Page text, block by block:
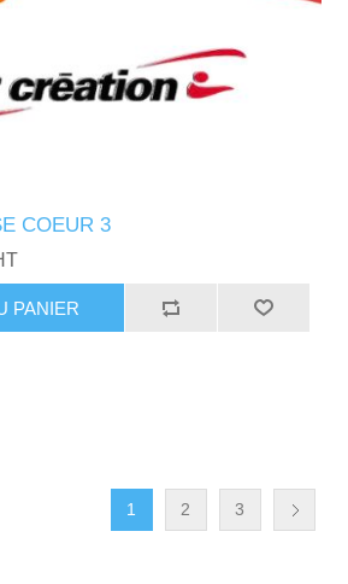
COEUR 3
PANIER
1 2 3